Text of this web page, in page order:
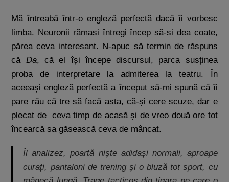
Mă întreabă într-o engleză perfectă dacă îi vorbesc
limba. Neuronii rămași întregi încep să-și dea coate,
părea ceva interesant. N-apuc să termin de răspuns
că Da, că el își începe discursul, parca susținea
proba de interpretare la admiterea la teatru. În
aceeași engleză perfectă a început să-mi spună că îi
pare rău că tre să facă asta, că-și cere scuze, dar e
plecat de ceva timp de acasă și de vreo două ore tot
încearcă sa găsească ceva de mâncat.
Îl analizez, poartă niște adidași normali, aproape
curați, pantaloni de trening și o bluză tot sport, cu